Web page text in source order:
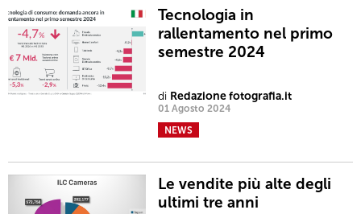
Tecnologia in
rallentamento nel primo
semestre 2024
di Redazione fotografia.it
01 Agosto 2024
NEWS
Le vendite più alte degli
ultimi tre anni